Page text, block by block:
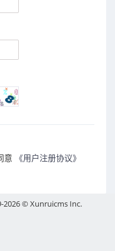
意 《用户注册协议》
2026 © Xunruicms Inc.